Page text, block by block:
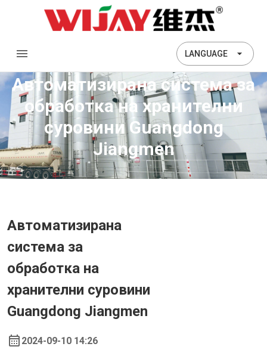
LANGUAGE
Автоматизирана система за
обработка на хранителни
суровини Guangdong
Jiangmen
Автоматизирана
система за
обработка на
хранителни суровини
Guangdong Jiangmen
2024-09-10 14:26